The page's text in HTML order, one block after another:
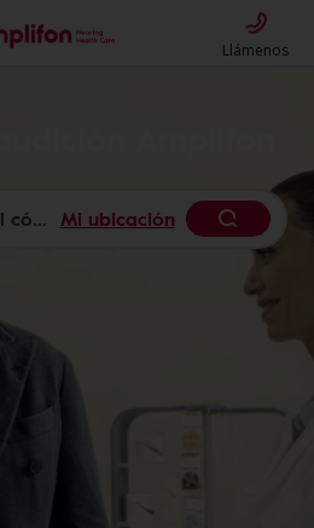
Llámenos
Amplifon
Mi ubicación